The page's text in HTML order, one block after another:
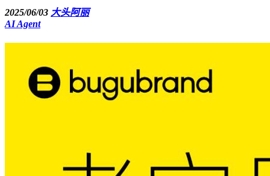
2025/06/03 大头阿丽
AI Agent